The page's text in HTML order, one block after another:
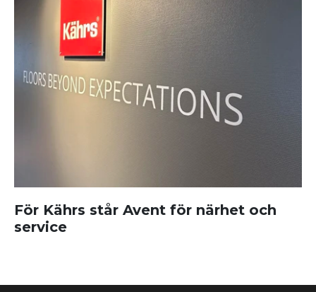
För Kährs står Avent för närhet och
service